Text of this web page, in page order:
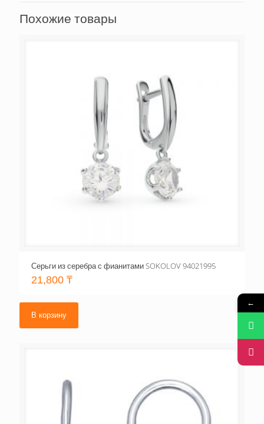
Похожие товары
Серьги из серебра с фианитами SOKOLOV 94021995
21,800 ₸
В корзину
←